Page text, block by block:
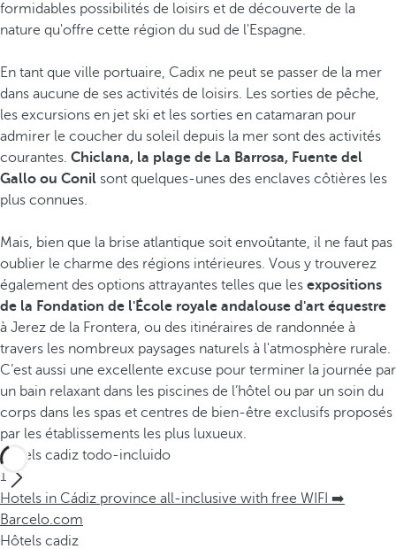
formidables possibilités de loisirs et de découverte de la
nature qu'offre cette région du sud de l'Espagne.
En tant que ville portuaire, Cadix ne peut se passer de la mer
dans aucune de ses activités de loisirs. Les sorties de pêche,
les excursions en jet ski et les sorties en catamaran pour
admirer le coucher du soleil depuis la mer sont des activités
courantes. Chiclana, la plage de La Barrosa, Fuente del
Gallo ou Conil sont quelques-unes des enclaves côtières les
plus connues.
Mais, bien que la brise atlantique soit envoûtante, il ne faut pas
oublier le charme des régions intérieures. Vous y trouverez
également des options attrayantes telles que les expositions
de la Fondation de l'École royale andalouse d'art équestre
à Jerez de la Frontera, ou des itinéraires de randonnée à
travers les nombreux paysages naturels à l'atmosphère rurale.
C’est aussi une excellente excuse pour terminer la journée par
un bain relaxant dans les piscines de l’hôtel ou par un soin du
corps dans les spas et centres de bien-être exclusifs proposés
par les établissements les plus luxueux.
Hôtels cadiz todo-incluido
1
Hotels in Cádiz province all-inclusive with free WIFI ➡️
Barcelo.com
Hôtels cadiz